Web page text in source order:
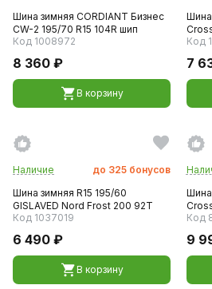
Шина зимняя CORDIANT Бизнес
CW-2 195/70 R15 104R шип
Код 1008972
8 360 ₽
В корзину
Шина
Код
7
Наличие до 325 бонусов
Шина зимняя R15 195/60
GISLAVED Nord Frost 200 92T
Код 1037019
6 490 ₽
В корзину
Шина
Код
9